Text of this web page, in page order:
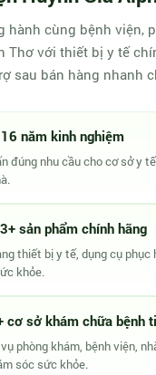
hành cùng bệnh viện,
Thơ với thiết bị y tế
sau bán hàng nhanh
năm kinh nghiệm
đúng nhu cầu cho cơ sở y
sản phẩm chính hãng
thiết bị y tế, dụng cụ phục
khỏe.
cơ sở khám chữa bệnh
phòng khám, bệnh viện,
sóc sức khỏe.